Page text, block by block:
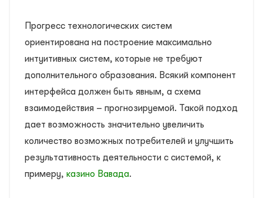
Прогресс технологических систем
ориентирована на построение максимально
интуитивных систем, которые не требуют
дополнительного образования. Всякий компонент
интерфейса должен быть явным, а схема
взаимодействия – прогнозируемой. Такой подход
дает возможность значительно увеличить
количество возможных потребителей и улучшить
результативность деятельности с системой, к
примеру, казино Вавада.